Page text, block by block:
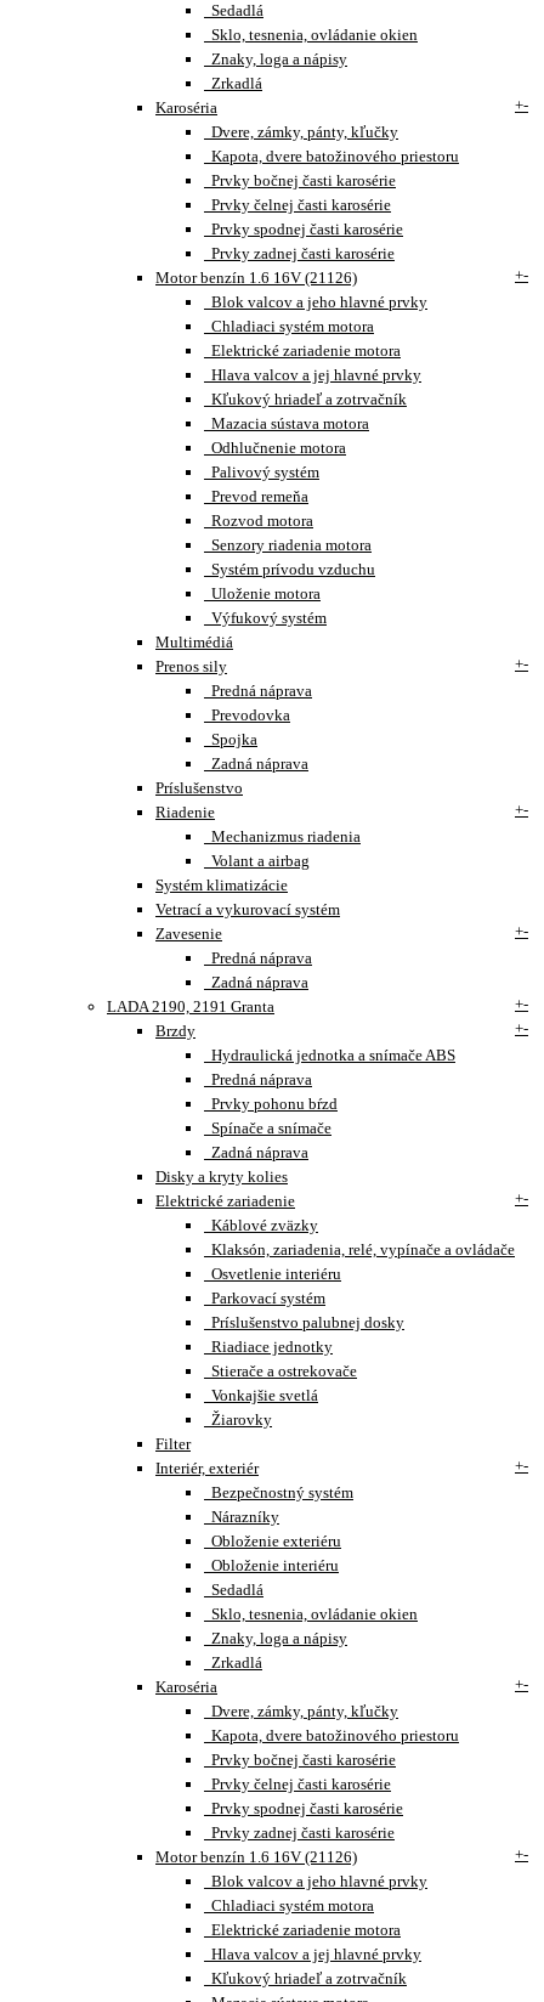
Sedadlá
Sklo, tesnenia, ovládanie okien
Znaky, loga a nápisy
Zrkadlá
Karoséria
+-
Dvere, zámky, pánty, kľučky
Kapota, dvere batožinového priestoru
Prvky bočnej časti karosérie
Prvky čelnej časti karosérie
Prvky spodnej časti karosérie
Prvky zadnej časti karosérie
Motor benzín 1.6 16V (21126)
+-
Blok valcov a jeho hlavné prvky
Chladiaci systém motora
Elektrické zariadenie motora
Hlava valcov a jej hlavné prvky
Kľukový hriadeľ a zotrvačník
Mazacia sústava motora
Odhlučnenie motora
Palivový systém
Prevod remeňa
Rozvod motora
Senzory riadenia motora
Systém prívodu vzduchu
Uloženie motora
Výfukový systém
Multimédiá
Prenos sily
+-
Predná náprava
Prevodovka
Spojka
Zadná náprava
Príslušenstvo
Riadenie
+-
Mechanizmus riadenia
Volant a airbag
Systém klimatizácie
Vetrací a vykurovací systém
Zavesenie
+-
Predná náprava
Zadná náprava
LADA 2190, 2191 Granta
+-
Brzdy
+-
Hydraulická jednotka a snímače ABS
Predná náprava
Prvky pohonu bŕzd
Spínače a snímače
Zadná náprava
Disky a kryty kolies
Elektrické zariadenie
+-
Káblové zväzky
Klaksón, zariadenia, relé, vypínače a ovládače
Osvetlenie interiéru
Parkovací systém
Príslušenstvo palubnej dosky
Riadiace jednotky
Stierače a ostrekovače
Vonkajšie svetlá
Žiarovky
Filter
Interiér, exteriér
+-
Bezpečnostný systém
Nárazníky
Obloženie exteriéru
Obloženie interiéru
Sedadlá
Sklo, tesnenia, ovládanie okien
Znaky, loga a nápisy
Zrkadlá
Karoséria
+-
Dvere, zámky, pánty, kľučky
Kapota, dvere batožinového priestoru
Prvky bočnej časti karosérie
Prvky čelnej časti karosérie
Prvky spodnej časti karosérie
Prvky zadnej časti karosérie
Motor benzín 1.6 16V (21126)
+-
Blok valcov a jeho hlavné prvky
Chladiaci systém motora
Elektrické zariadenie motora
Hlava valcov a jej hlavné prvky
Kľukový hriadeľ a zotrvačník